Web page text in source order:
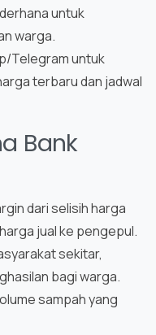
untuk
warga.
Telegram untuk
terbaru dan jadwal
Bank
dari selisih harga
jual ke pengepul.
sekitar,
bagi warga.
sampah yang